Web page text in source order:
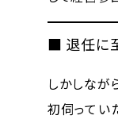
■ 退任に
しかしなが
初伺ってい